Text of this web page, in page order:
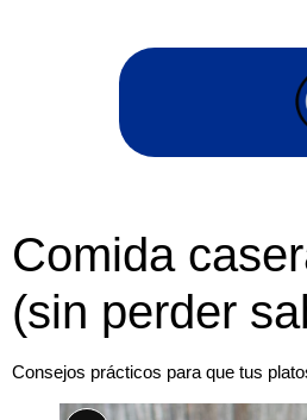
Comida
(sin perder
Consejos prácticos para que tus